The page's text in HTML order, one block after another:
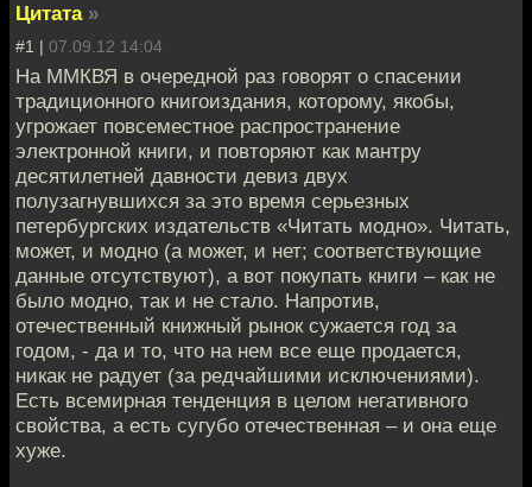
Цитата »
#1 | 07.09.12 14:04
На ММКВЯ в очередной раз говорят о спасении
традиционного книгоиздания, которому, якобы,
угрожает повсеместное распространение
электронной книги, и повторяют как мантру
десятилетней давности девиз двух
полузагнувшихся за это время серьезных
петербургских издательств «Читать модно». Читать,
может, и модно (а может, и нет; соответствующие
данные отсутствуют), а вот покупать книги – как не
было модно, так и не стало. Напротив,
отечественный книжный рынок сужается год за
годом, - да и то, что на нем все еще продается,
никак не радует (за редчайшими исключениями).
Есть всемирная тенденция в целом негативного
свойства, а есть сугубо отечественная – и она еще
хуже.